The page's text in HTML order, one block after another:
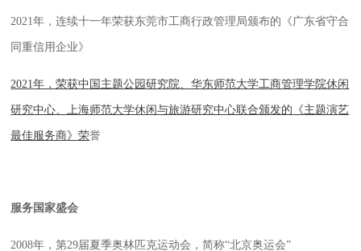
2021年，连续十一年荣获东莞市工商行政管理局颁布的《广东省守合
同重信用企业》
2021年，荣获中国主题公园研究院、华东师范大学工商管理学院休闲
研究中心、上海师范大学休闲与旅游研究中心联合颁发的《主题演艺
最佳服务商》荣誉
服务国家盛会
2008年，第29届夏季奥林匹克运动会，简称“北京奥运会”